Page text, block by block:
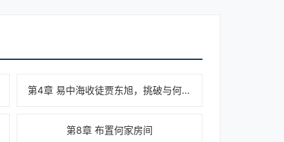
第4章 易中海收徒贾东旭，挑破与何大清的关系
第8章 布置何家房间